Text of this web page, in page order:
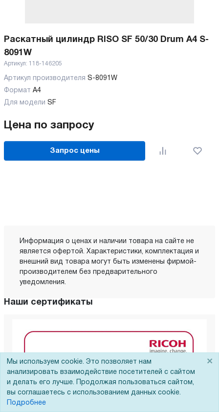
Раскатный цилиндр RISO SF 50/30 Drum A4 S-
8091W
Артикул: 118-146205
Артикул производителя S-8091W
Формат A4
Для модели SF
Цена по запросу
Запрос цены
Информация о ценах и наличии товара на сайте не
является офертой. Характеристики, комплектация и
внешний вид товара могут быть изменены фирмой-
производителем без предварительного
уведомления.
Наши сертификаты
Мы используем cookie. Это позволяет нам
анализировать взаимодействие посетителей с сайтом
и делать его лучше. Продолжая пользоваться сайтом,
вы соглашаетесь с использованием данных cookie.
Подробнее
×